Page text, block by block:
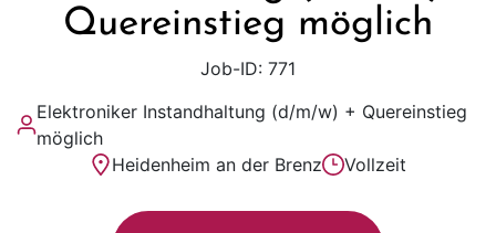
Quereinstieg möglich
Job-ID: 771
Elektroniker Instandhaltung (d/m/w) + Quereinstieg
möglich
Heidenheim an der Brenz
Vollzeit